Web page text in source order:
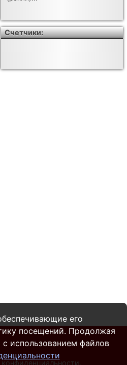
Счетчики:
его
посещений. Продолжая
с использованием файлов